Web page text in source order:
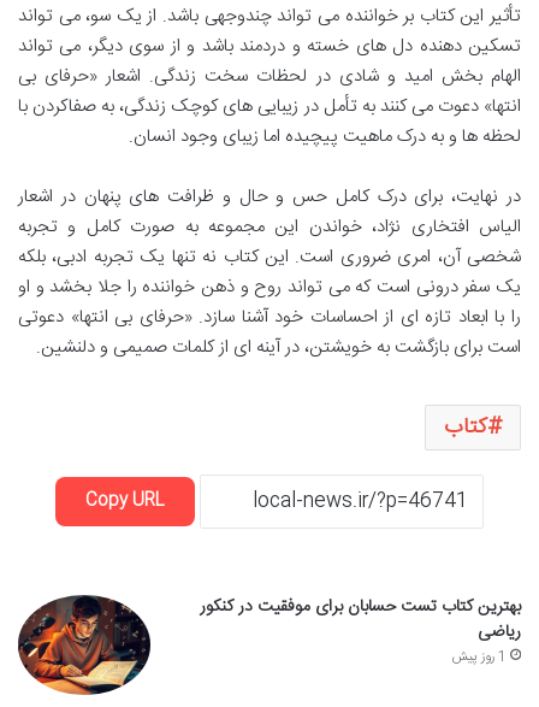
تأثیر این کتاب بر خواننده می تواند چندوجهی باشد. از یک سو، می تواند
تسکین دهنده دل های خسته و دردمند باشد و از سوی دیگر، می تواند
الهام بخش امید و شادی در لحظات سخت زندگی. اشعار «حرفای بی
انتها» دعوت می کنند به تأمل در زیبایی های کوچک زندگی، به صفاکردن با
لحظه ها و به درک ماهیت پیچیده اما زیبای وجود انسان.
در نهایت، برای درک کامل حس و حال و ظرافت های پنهان در اشعار
الیاس افتخاری نژاد، خواندن این مجموعه به صورت کامل و تجربه
شخصی آن، امری ضروری است. این کتاب نه تنها یک تجربه ادبی، بلکه
یک سفر درونی است که می تواند روح و ذهن خواننده را جلا بخشد و او
را با ابعاد تازه ای از احساسات خود آشنا سازد. «حرفای بی انتها» دعوتی
است برای بازگشت به خویشتن، در آینه ای از کلمات صمیمی و دلنشین.
کتاب
Copy URL
بهترین کتاب تست حسابان برای موفقیت در کنکور
ریاضی
1 روز پیش